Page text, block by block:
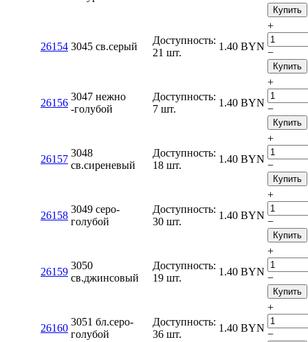
Купить
26154 3045 св.серый
Доступность:
21 шт.
1.40 BYN
+
−
Купить
26156
3047 нежно
-голубой
Доступность:
7 шт.
1.40 BYN
+
−
Купить
26157
3048
св.сиреневый
Доступность:
18 шт.
1.40 BYN
+
−
Купить
26158
3049 серо-
голубой
Доступность:
30 шт.
1.40 BYN
+
−
Купить
26159
3050
св.джинсовый
Доступность:
19 шт.
1.40 BYN
+
−
Купить
26160
3051 бл.серо-
голубой
Доступность:
36 шт.
1.40 BYN
+
−